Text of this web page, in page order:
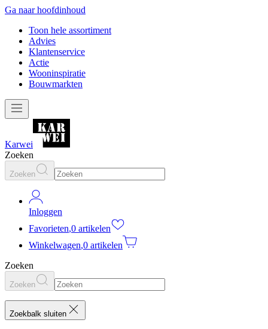
Ga naar hoofdinhoud
Toon hele assortiment
Advies
Klantenservice
Actie
Wooninspiratie
Bouwmarkten
Karwei
Zoeken
Zoeken
Inloggen
Favorieten,0 artikelen
Winkelwagen,0 artikelen
Zoeken
Zoeken
Zoekbalk sluiten